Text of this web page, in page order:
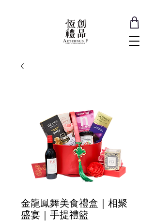
金龍鳳舞美食禮盒｜相聚
盛宴｜手提禮籃